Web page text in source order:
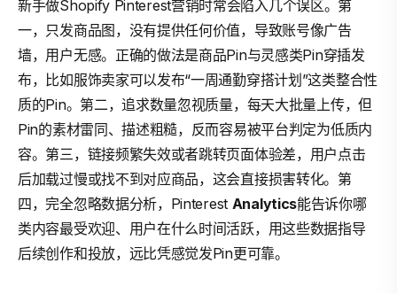
新手做Shopify Pinterest营销时常会陷入几个误区。第
一，只发商品图，没有提供任何价值，导致账号像广告
墙，用户无感。正确的做法是商品Pin与灵感类Pin穿插发
布，比如服饰卖家可以发布“一周通勤穿搭计划”这类整合性
质的Pin。第二，追求数量忽视质量，每天大批量上传，但
Pin的素材雷同、描述粗糙，反而容易被平台判定为低质内
容。第三，链接频繁失效或者跳转页面体验差，用户点击
后加载过慢或找不到对应商品，这会直接损害转化。第
四，完全忽略数据分析，Pinterest Analytics能告诉你哪
类内容最受欢迎、用户在什么时间活跃，用这些数据指导
后续创作和投放，远比凭感觉发Pin更可靠。